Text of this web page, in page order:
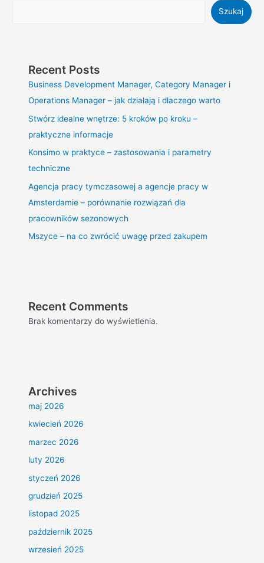
Szukaj
Recent Posts
Business Development Manager, Category Manager i
Operations Manager – jak działają i dlaczego warto
Stwórz idealne wnętrze: 5 kroków po kroku –
praktyczne informacje
Konsimo w praktyce – zastosowania i parametry
techniczne
Agencja pracy tymczasowej a agencje pracy w
Amsterdamie – porównanie rozwiązań dla
pracowników sezonowych
Mszyce – na co zwrócić uwagę przed zakupem
Recent Comments
Brak komentarzy do wyświetlenia.
Archives
maj 2026
kwiecień 2026
marzec 2026
luty 2026
styczeń 2026
grudzień 2025
listopad 2025
październik 2025
wrzesień 2025